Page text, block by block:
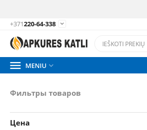
+371220-64-338 
 MENIU 
Фильтры товаров
Цена